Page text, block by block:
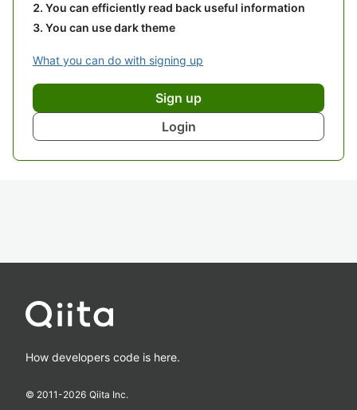
You can efficiently read back useful information
You can use dark theme
What you can do with signing up
Sign up
Login
How developers code is here.
© 2011-2026 Qiita Inc.